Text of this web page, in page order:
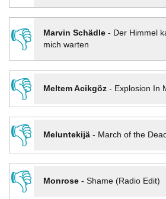
👎 Marvin Schädle- Der Himmel
mich warten
👎
Meltem Acikgöz- Explosion In
👎
Meluntekijä- March of the Dead
👎
Monrose- Shame (Radio Edit)